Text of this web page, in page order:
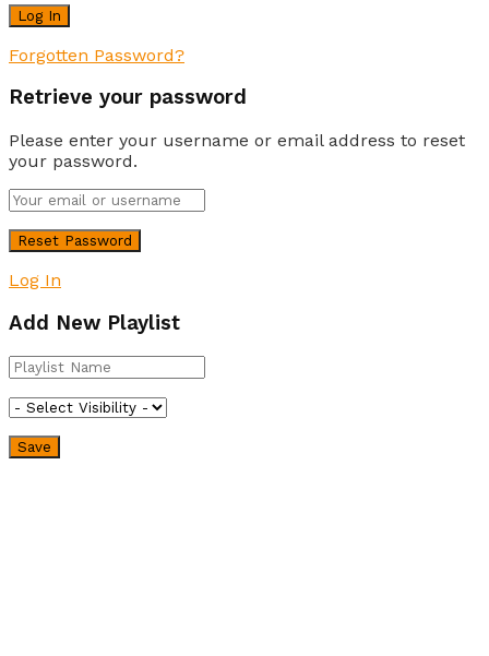
Forgotten Password?
Retrieve your password
Please enter your username or email address to reset
your password.
Log In
Add New Playlist